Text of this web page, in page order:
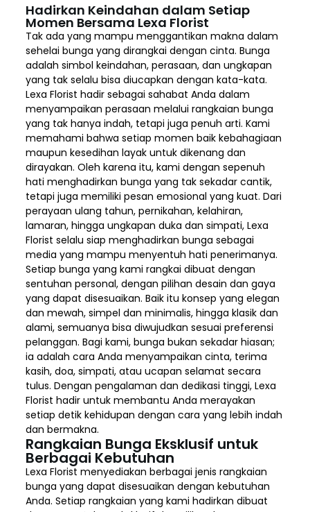
Hadirkan Keindahan dalam Setiap
Momen Bersama Lexa Florist
Tak ada yang mampu menggantikan makna dalam
sehelai bunga yang dirangkai dengan cinta. Bunga
adalah simbol keindahan, perasaan, dan ungkapan
yang tak selalu bisa diucapkan dengan kata-kata.
Lexa Florist hadir sebagai sahabat Anda dalam
menyampaikan perasaan melalui rangkaian bunga
yang tak hanya indah, tetapi juga penuh arti. Kami
memahami bahwa setiap momen baik kebahagiaan
maupun kesedihan layak untuk dikenang dan
dirayakan. Oleh karena itu, kami dengan sepenuh
hati menghadirkan bunga yang tak sekadar cantik,
tetapi juga memiliki pesan emosional yang kuat. Dari
perayaan ulang tahun, pernikahan, kelahiran,
lamaran, hingga ungkapan duka dan simpati, Lexa
Florist selalu siap menghadirkan bunga sebagai
media yang mampu menyentuh hati penerimanya.
Setiap bunga yang kami rangkai dibuat dengan
sentuhan personal, dengan pilihan desain dan gaya
yang dapat disesuaikan. Baik itu konsep yang elegan
dan mewah, simpel dan minimalis, hingga klasik dan
alami, semuanya bisa diwujudkan sesuai preferensi
pelanggan. Bagi kami, bunga bukan sekadar hiasan;
ia adalah cara Anda menyampaikan cinta, terima
kasih, doa, simpati, atau ucapan selamat secara
tulus. Dengan pengalaman dan dedikasi tinggi, Lexa
Florist hadir untuk membantu Anda merayakan
setiap detik kehidupan dengan cara yang lebih indah
dan bermakna.
Rangkaian Bunga Eksklusif untuk
Berbagai Kebutuhan
Lexa Florist menyediakan berbagai jenis rangkaian
bunga yang dapat disesuaikan dengan kebutuhan
Anda. Setiap rangkaian yang kami hadirkan dibuat